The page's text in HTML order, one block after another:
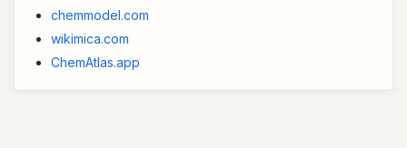
chemmodel.com
wikimica.com
ChemAtlas.app